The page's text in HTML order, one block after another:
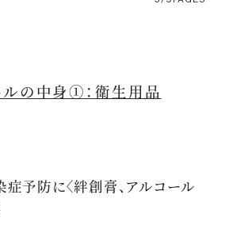
ルの中身①：衛生用品
症予防に〈絆創膏、アルコール